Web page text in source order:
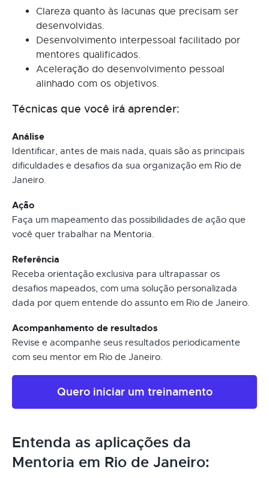
Clareza quanto às lacunas que precisam ser
desenvolvidas.
Desenvolvimento interpessoal facilitado por
mentores qualificados.
Aceleração do desenvolvimento pessoal
alinhado com os objetivos.
Técnicas que você irá aprender:
Análise
Identificar, antes de mais nada, quais são as principais
dificuldades e desafios da sua organização em Rio de
Janeiro.
Ação
Faça um mapeamento das possibilidades de ação que
você quer trabalhar na Mentoria.
Referência
Receba orientação exclusiva para ultrapassar os
desafios mapeados, com uma solução personalizada
dada por quem entende do assunto em Rio de Janeiro.
Acompanhamento de resultados
Revise e acompanhe seus resultados periodicamente
com seu mentor em Rio de Janeiro.
Quero iniciar um treinamento
Entenda as aplicações da
Mentoria em Rio de Janeiro: